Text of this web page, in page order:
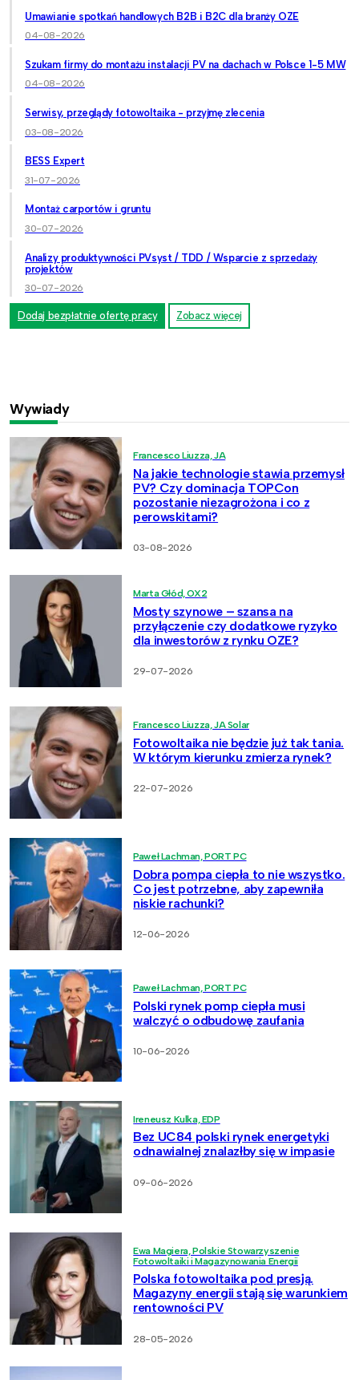
Umawianie spotkań handlowych B2B i B2C dla branży OZE
04-08-2026
Szukam firmy do montażu instalacji PV na dachach w Polsce 1-5 MW
04-08-2026
Serwisy, przeglądy fotowoltaika - przyjmę zlecenia
03-08-2026
BESS Expert
31-07-2026
Montaż carportów i gruntu
30-07-2026
Analizy produktywności PVsyst / TDD / Wsparcie z sprzedaży
projektów
30-07-2026
Dodaj bezpłatnie ofertę pracy Zobacz więcej
Wywiady
Francesco Liuzza, JA
Na jakie technologie stawia przemysł
PV? Czy dominacja TOPCon
pozostanie niezagrożona i co z
perowskitami?
03-08-2026
Marta Głód, OX2
Mosty szynowe – szansa na
przyłączenie czy dodatkowe ryzyko
dla inwestorów z rynku OZE?
29-07-2026
Francesco Liuzza, JA Solar
Fotowoltaika nie będzie już tak tania.
W którym kierunku zmierza rynek?
22-07-2026
Paweł Lachman, PORT PC
Dobra pompa ciepła to nie wszystko.
Co jest potrzebne, aby zapewniła
niskie rachunki?
12-06-2026
Paweł Lachman, PORT PC
Polski rynek pomp ciepła musi
walczyć o odbudowę zaufania
10-06-2026
Ireneusz Kulka, EDP
Bez UC84 polski rynek energetyki
odnawialnej znalazłby się w impasie
09-06-2026
Ewa Magiera, Polskie Stowarzyszenie
Fotowoltaiki i Magazynowania Energii
Polska fotowoltaika pod presją.
Magazyny energii stają się warunkiem
rentowności PV
28-05-2026